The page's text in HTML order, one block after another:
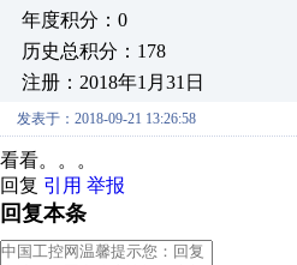
年度积分：0
历史总积分：178
注册：2018年1月31日
发表于：2018-09-21 13:26:58
看看。。。
回复 引用 举报
回复本条